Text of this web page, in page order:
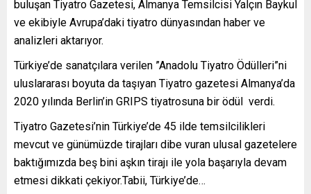
buluşan Tiyatro Gazetesi, Almanya Temsilcisi Yalçın Baykul
ve ekibiyle Avrupa’daki tiyatro dünyasından haber ve
analizleri aktarıyor.
Türkiye’de sanatçılara verilen ”Anadolu Tiyatro Ödülleri”ni
uluslararası boyuta da taşıyan Tiyatro gazetesi Almanya’da
2020 yılında Berlin’in GRIPS tiyatrosuna bir ödül verdi.
Tiyatro Gazetesi’nin Türkiye’de 45 ilde temsilcilikleri
mevcut ve günümüzde tirajları dibe vuran ulusal gazetelere
baktığımızda beş bini aşkın tirajı ile yola başarıyla devam
etmesi dikkati çekiyor.Tabii, Türkiye’de…